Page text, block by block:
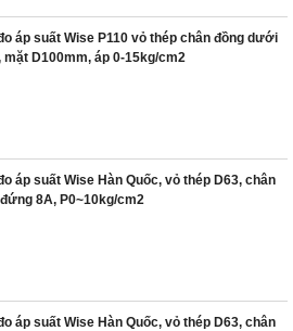
áp suất Wise P110 vỏ thép chân đồng dưới
mặt D100mm, áp 0-15kg/cm2
áp suất Wise Hàn Quốc, vỏ thép D63, chân
8A, P0~10kg/cm2
áp suất Wise Hàn Quốc, vỏ thép D63, chân